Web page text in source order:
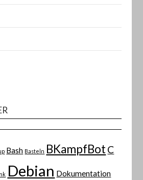
Bash Basteln BKampfBot C
Debian Dokumentation